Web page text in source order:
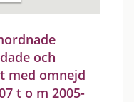
och
med omnejd
t o m 2005-